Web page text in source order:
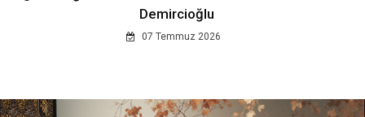
Demircioğlu
07 Temmuz 2026